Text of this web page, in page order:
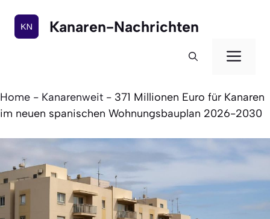
Inhalt
springen
Kanaren-Nachrichten
Home - Kanarenweit - 371 Millionen Euro für Kanaren
im neuen spanischen Wohnungsbauplan 2026-2030